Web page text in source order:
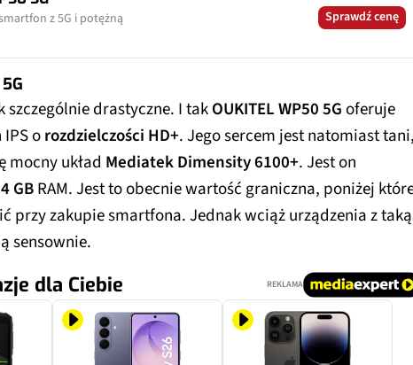
z 5G i potężną
Sprawdź cenę
szczególnie drastyczne. I takOUKITEL WP50 5Goferuje
orozdzielczości HD+. Jego sercem jest natomiast tani,
mocny układ Mediatek Dimensity 6100+. Jest on
4 GBRAM. Jest to obecnie wartość graniczna, poniżej
przy zakupie smartfona. Jednak wciąż urządzenia z taką
sensownie.
dla Ciebie REKLAMA